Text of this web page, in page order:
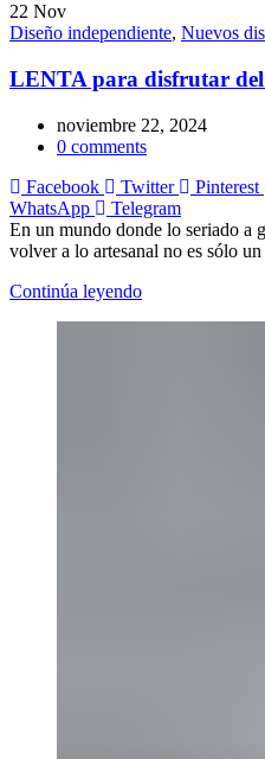
22 Nov
Diseño independiente, Nuevos
LENTA para disfrutar del
noviembre 22, 2024
0 comments
Facebook
Twitter Pinterest
WhatsApp
Telegram
En un mundo donde lo seriado a
volver a lo artesanal no es sólo un
Continúa leyendo